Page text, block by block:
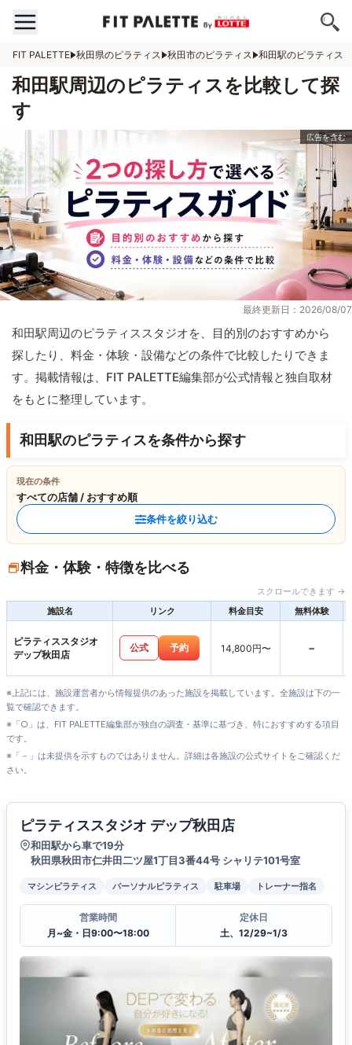
FIT PALETTE 秋田県のピラティス 秋田市のピラティス 和田駅のピラティス
和田駅周辺のピラティスを比較して探
す
最終更新日：2026/08/07
和田駅周辺のピラティススタジオを、目的別のおすすめから
探したり、料金・体験・設備などの条件で比較したりできま
す。掲載情報は、FIT PALETTE編集部が公式情報と独自取材
をもとに整理しています。
和田駅のピラティスを条件から探す
現在の条件
すべての店舗 / おすすめ順
条件を絞り込む
料金・体験・特徴を比べる
スクロールできます →
施設名
リンク 料金目安 無料体験
ピラティススタジオ
デップ秋田店
公式 予約 14,800円〜 -
※上記には、施設運営者から情報提供のあった施設を掲載しています。全施設は下の一
覧で確認できます。
※「○」は、FIT PALETTE編集部が独自の調査・基準に基づき、特におすすめする項目
です。
※「－」は未提供を示すものではありません。詳細は各施設の公式サイトをご確認くだ
さい。
ピラティススタジオ デップ秋田店
和田駅から車で19分
秋田県秋田市仁井田二ツ屋1丁目3番44号 シャリテ101号室
マシンピラティス パーソナルピラティス 駐車場 トレーナー指名
営業時間
月~金・日9:00〜18:00
定休日
土、12/29~1/3